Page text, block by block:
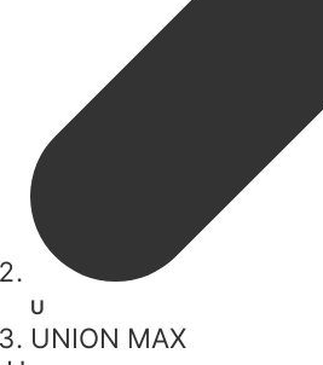
U
UNION MAX